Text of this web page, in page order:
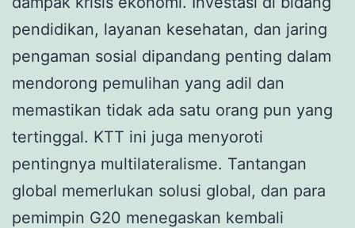
pendidikan, layanan kesehatan, dan jaring
pengaman sosial dipandang penting dalam
mendorong pemulihan yang adil dan
memastikan tidak ada satu orang pun yang
tertinggal. KTT ini juga menyoroti
pentingnya multilateralisme. Tantangan
global memerlukan solusi global, dan para
pemimpin G20 menegaskan kembali